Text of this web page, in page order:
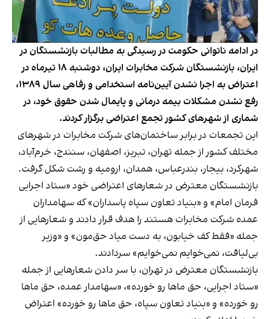
در ادامه ناتوانی حکومت در رسیدگی به مطالبات بازنشستگان در
ایران، بازنشستگان شرکت مخابرات ایران، دوشنبه ۱۸ تیرماه در
اعتراض به اجرا نشدن آیین‌نامه استخدامی و رفاهی سال ۱۳۸۹،
رفع نشدن مشکلات بیمه درمانی و پایمال شدن حقوق خود، در
شماری از شهرهای کشور تجمع اعتراضی برگزار کردند.
این تجمعات در برابر ساختمان‌های شرکت مخابرات در شهرهای
مختلف کشور از جمله تهران، تبریز، اصفهان، سنندج، خرم‌آباد،
شهرکرد، بیجار، بندرعباس، همدان، ارومیه و رشت شکل گرفت.
بازنشستگان معترض در شعارهای اعتراضی خود «ستاد اجرایی
فرمان امام» و «بنیاد تعاون سپاه پاسداران» که سهامداران
عمده شرکت مخابرات هستند را هدف قرار دادند و شعارهایی از
جمله «فقط کف خیابون، به دست میاد حق‌مون» و «وزیر
بی‌لیاقت، نمی‌خوایم نمی‌خوایم» سردادند.
بازنشستگان معترض در تهران، با سر دادن شعارهایی از جمله
«ستاد اجرایی، حق ماها رو خورده»، «سهامدار عمده، حق ماها
رو خورده» و «بنیاد تعاون سپاه، حق ماها رو خورده» اعتراض